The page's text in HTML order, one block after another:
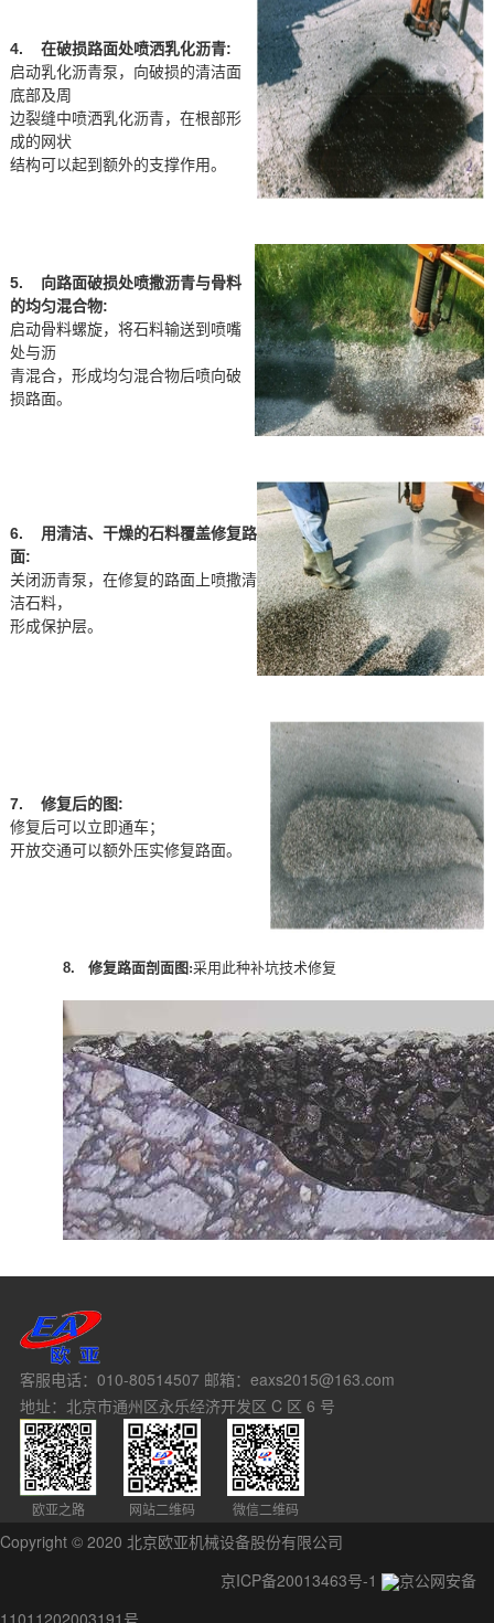
4. 在破损路面处喷洒乳化沥青:
启动乳化沥青泵，向破损的清洁面
底部及周
边裂缝中喷洒乳化沥青，在根部形
成的网状
结构可以起到额外的支撑作用。
5. 向路面破损处喷撒沥青与骨料
的均匀混合物:
启动骨料螺旋，将石料输送到喷嘴
处与沥
青混合，形成均匀混合物后喷向破
损路面。
6. 用清洁、干燥的石料覆盖修复路
面:
关闭沥青泵，在修复的路面上喷撒清
洁石料，
形成保护层。
7. 修复后的图:
修复后可以立即通车；
开放交通可以额外压实修复路面。
8. 修复路面剖面图:采用此种补坑技术修复
客服电话：010-80514507 邮箱：eaxs2015@163.com
地址：北京市通州区永乐经济开发区 C 区 6 号
欧亚之路 网站二维码 微信二维码
Copyright © 2020 北京欧亚机械设备股份有限公司
京ICP备20013463号-1
京公网安备